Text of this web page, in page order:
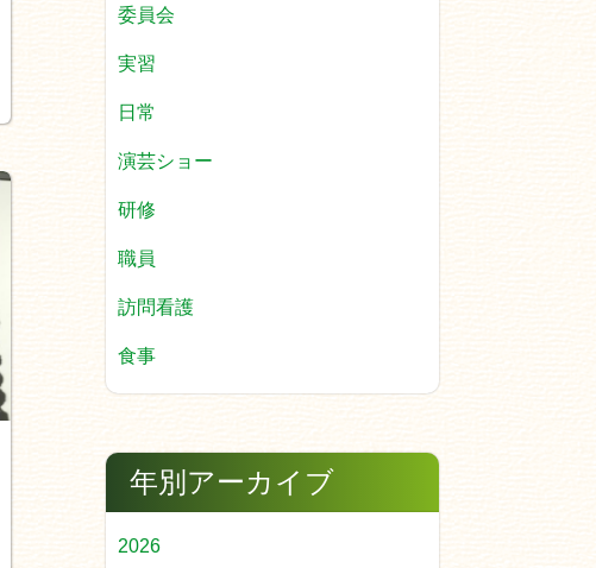
委員会
実習
日常
演芸ショー
研修
職員
訪問看護
食事
年別アーカイブ
2026